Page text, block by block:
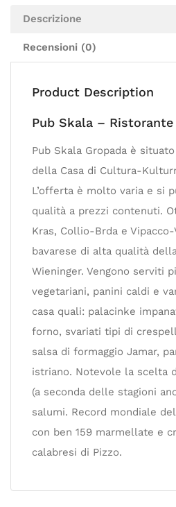
Descrizione
Recensioni (0)
Product Description
Pub Skala – Ristorante
Pub Skala Gropada è
della Casa di Cultura-
L’offerta è molto varia e si
qualità a prezzi contenuti.
Kras, Collio-Brda e
bavarese di alta qualità
Wieninger. Vengono serviti
vegetariani, panini caldi e
casa quali: palacinke
forno, svariati tipi di
salsa di formaggio Jamar,
istriano. Notevole la scelta
(a seconda delle stagioni
salumi. Record mondiale
con ben 159 marmellate e
calabresi di Pizzo.